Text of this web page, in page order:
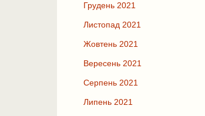
Грудень 2021
Листопад 2021
Жовтень 2021
Вересень 2021
Серпень 2021
Липень 2021